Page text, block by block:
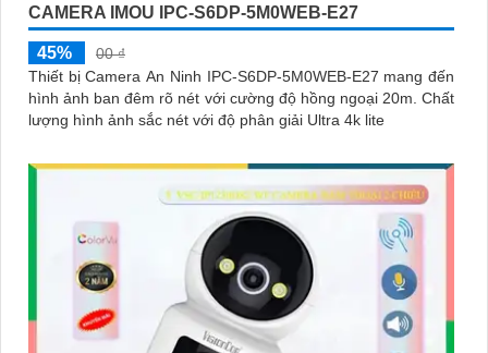
CAMERA IMOU IPC-S6DP-5M0WEB-E27
45%
00 ₫
Thiết bị Camera An Ninh IPC-S6DP-5M0WEB-E27 mang đến
hình ảnh ban đêm rõ nét với cường độ hồng ngoại 20m. Chất
lượng hình ảnh sắc nét với độ phân giải Ultra 4k lite